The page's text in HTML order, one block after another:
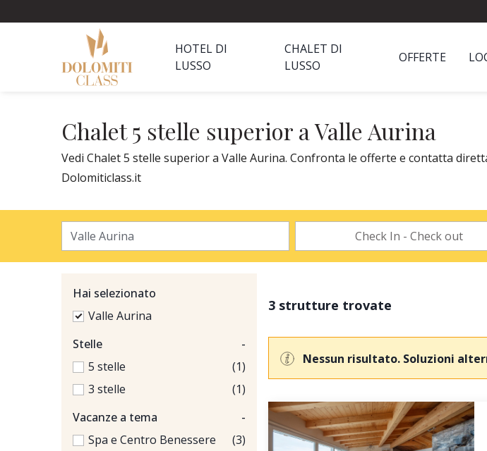
HOTEL DI
LUSSO
CHALET DI
LUSSO
OFFERTE
Chalet 5 stelle superior a Valle Aurina
Vedi Chalet 5 stelle superior a Valle Aurina. Confronta le offerte e contatta
Dolomiticlass.it
Hai selezionato
Valle Aurina
Stelle
-
5 stelle
(1)
3 stelle
(1)
Vacanze a tema
-
Spa e Centro Benessere
(3)
3 strutture trovate
Nessun risultato. Soluzioni